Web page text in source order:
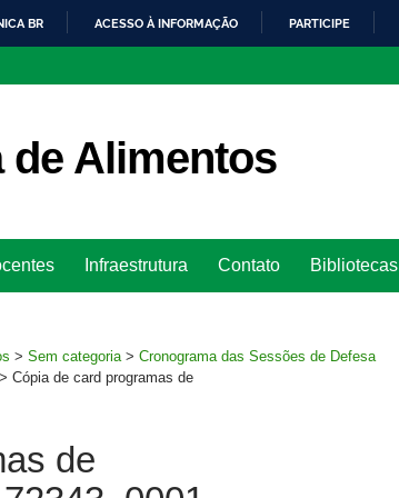
O
BR ACESSO À INFORMAÇÃO PARTICIPE
de Alimentos
Infraestrutura Contato Bibliotecas
> Sem categoria > Cronograma das Sessões de Defesa
> Cópia de card programas de
de